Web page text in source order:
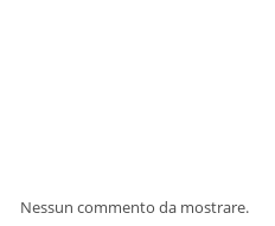
Nessun commento da mostrare.